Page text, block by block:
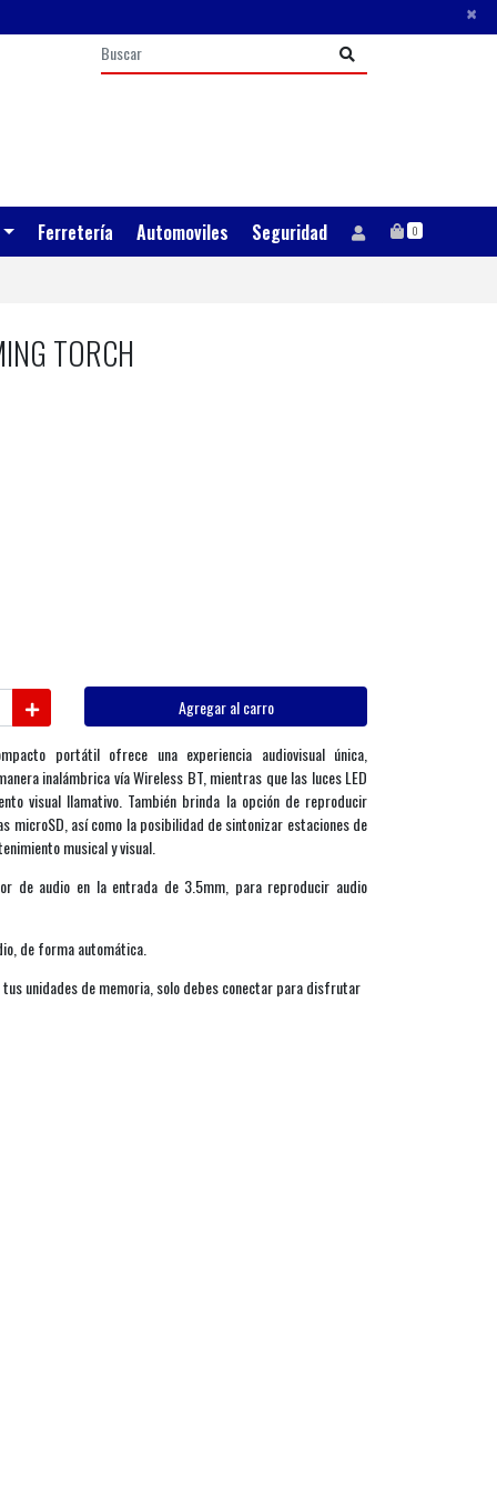
×
Ferretería Automoviles Seguridad 0
TORCH
Agregar al carro
portátil ofrece una experiencia audiovisual única,
inalámbrica vía Wireless BT, mientras que las luces LED
visual llamativo. También brinda la opción de reproducir
microSD, así como la posibilidad de sintonizar estaciones de
musical y visual.
de audio en la entrada de 3.5mm, para reproducir audio
de forma automática.
unidades de memoria, solo debes conectar para disfrutar